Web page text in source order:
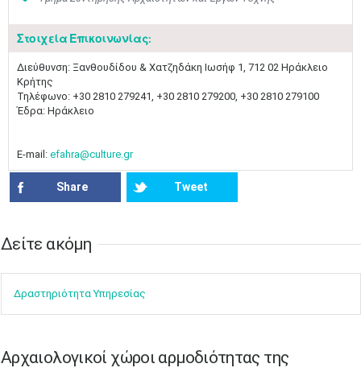
Στοιχεία Επικοινωνίας:
Διεύθυνση: Ξανθουδίδου & Χατζηδάκη Ιωσήφ 1, 712 02 Ηράκλειο
Κρήτης
Τηλέφωνο: +30 2810 279241, +30 2810 279200, +30 2810 279100
Έδρα: Ηράκλειο
E-mail: efahra@culture.gr
Share Tweet
Δείτε ακόμη​​
Δραστηρ​ιότ​​ητα ​Υπηρεσίας
Aρχαιολογικοί χώροι αρμοδιότητας της